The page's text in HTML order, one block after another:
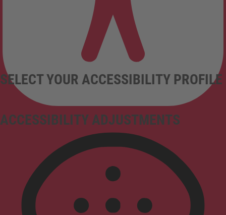
ACCESSIBILITY ADJUSTMENTS
SELECT YOUR ACCESSIBILITY PROFILE